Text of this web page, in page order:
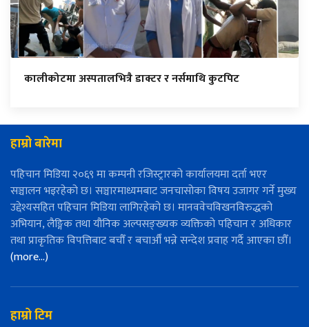
कालीकोटमा अस्पतालभित्रै डाक्टर र नर्समाथि कुटपिट
हाम्रो बारेमा
पहिचान मिडिया २०६९ मा कम्पनी रजिस्ट्रारको कार्यालयमा दर्ता भएर
सञ्चालन भइरहेको छ। सञ्चारमाध्यमबाट जनचासोका विषय उजागर गर्ने मुख्य
उद्देश्यसहित पहिचान मिडिया लागिरहेको छ। मानववेचविखनविरुद्धको
अभियान, लैङ्गिक तथा यौनिक अल्पसङ्ख्यक व्यक्तिको पहिचान र अधिकार
तथा प्राकृतिक विपत्तिबाट बचौँ र बचाऔँ भन्ने सन्देश प्रवाह गर्दै आएका छौँ।
(more…)
हाम्रो टिम